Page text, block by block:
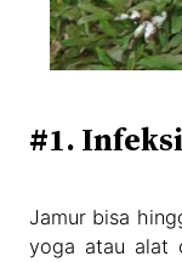
#1.
Jamur bisa
yoga atau alat